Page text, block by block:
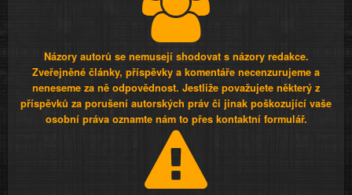
Názory autorů se nemusejí shodovat s názory redakce.
Zveřejněné články, příspěvky a komentáře necenzurujeme a
neneseme za ně odpovědnost. Jestliže považujete některý z
příspěvků za porušení autorských práv či jinak poškozující vaše
osobní práva oznamte nám to přes kontaktní formulář.